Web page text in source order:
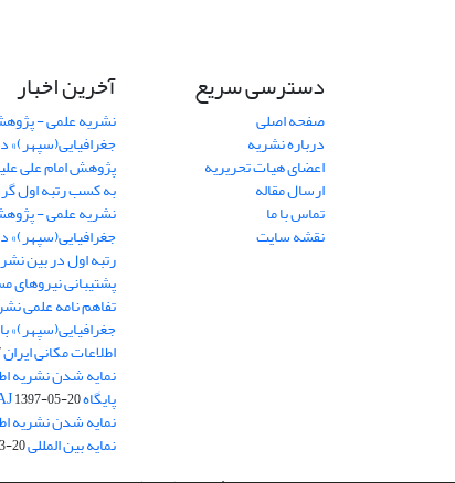
دسترسی سریع
صفحه اصلی
درباره نشریه
اعضای هیات تحریریه
ارسال مقاله
تماس با ما
نقشه سایت
آخرین اخبار
نشریه علمی -
به کسب رتبه اول
نشریه علمی -
رتبه اول در بین
پشتیبانی نیروهای
تفاهم نامه علمی
جغرافیایی(سپهر)»
اطلاعات مکانی ایران
نمایه شدن نشریه
پایگاه DOAJ1397-05-20
نمایه شدن نشریه
نمایه بین المللی J-Gate20